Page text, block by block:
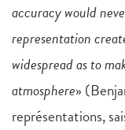
accuracy would
representation
widespread as to
atmosphere»
représentations,